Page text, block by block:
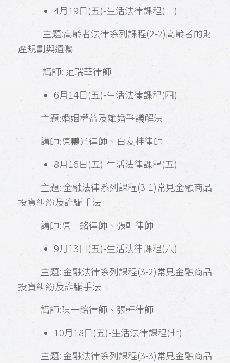
4月19日(五)-生活法律課程(三)
主題:高齡者法律系列課程(2-2)高齡者的財
產規劃與遺囑
講師: 范瑞華律師
6月14日(五)-生活法律課程(四)
主題:婚姻權益及離婚爭議解決
講師:陳鵬光律師、白友桂律師
8月16日(五)-生活法律課程(五)
主題: 金融法律系列課程(3-1)常見金融商品
投資糾紛及詐騙手法
講師:陳一銘律師、張軒律師
9月13日(五)-生活法律課程(六)
主題: 金融法律系列課程(3-2)常見金融商品
投資糾紛及詐騙手法
講師:陳一銘律師、張軒律師
10月18日(五)-生活法律課程(七)
主題: 金融法律系列課程(3-3)常見金融商品